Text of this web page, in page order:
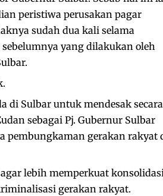
peristiwa perusakan pagar
sudah dua kali selama
yang dilakukan oleh
di Sulbar untuk mendesak secara
sebagai Pj. Gubernur Sulbar
pembungkaman gerakan rakyat
lebih memperkuat
gerakan rakyat.